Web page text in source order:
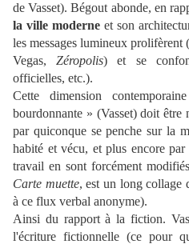
de Vasset). Bégout abonde, en
la ville moderne et son
les messages lumineux prolifèrent
Vegas,Zéropolis) et se
officielles, etc.).
Cette dimension
bourdonnante » (Vasset) doit être
par quiconque se penche sur la
habité et vécu, et plus encore
travail en sont forcément
Carte muette, est un long collage
à ce flux verbal anonyme).
Ainsi du rapport à la fiction.
l'écriture fictionnelle (ce pour